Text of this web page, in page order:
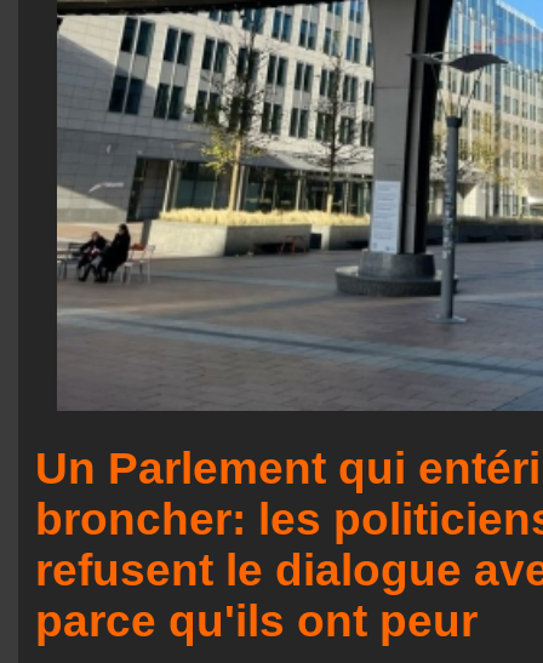
Un Parlement qui
broncher: les
refusent le dialogue
parce qu'ils ont peur